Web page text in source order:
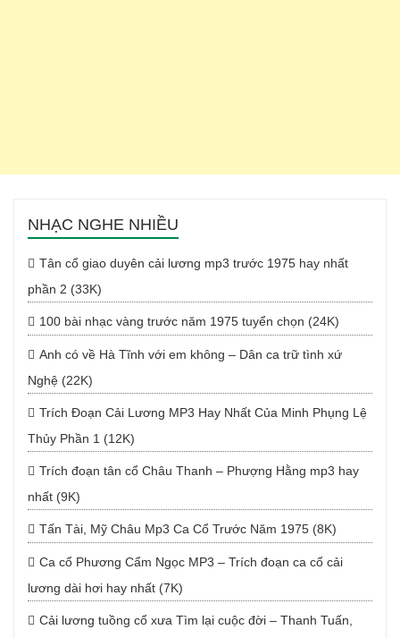
NHẠC NGHE NHIỀU
Tân cổ giao duyên cải lương mp3 trước 1975 hay nhất
phần 2 (33K)
100 bài nhạc vàng trước năm 1975 tuyển chọn (24K)
Anh có về Hà Tĩnh với em không – Dân ca trữ tình xứ
Nghệ (22K)
Trích Đoạn Cải Lương MP3 Hay Nhất Của Minh Phụng Lệ
Thủy Phần 1 (12K)
Trích đoạn tân cổ Châu Thanh – Phượng Hằng mp3 hay
nhất (9K)
Tấn Tài, Mỹ Châu Mp3 Ca Cổ Trước Năm 1975 (8K)
Ca cổ Phương Cẩm Ngọc MP3 – Trích đoạn ca cổ cải
lương dài hơi hay nhất (7K)
Cải lương tuồng cổ xưa Tìm lại cuộc đời – Thanh Tuấn,